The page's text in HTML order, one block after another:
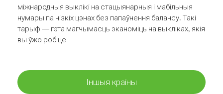
міжнародныя выклікі на стацыянарныя і мабільныя
нумары па нізкіх цэнах без папаўнення балансу. Такі
тарыф — гэта магчымасць эканоміць на выкліках, якія
вы ўжо робіце
Іншыя краіны